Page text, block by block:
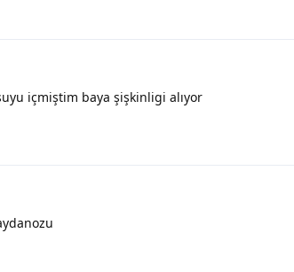
içmiştim baya şişkinligi alıyor